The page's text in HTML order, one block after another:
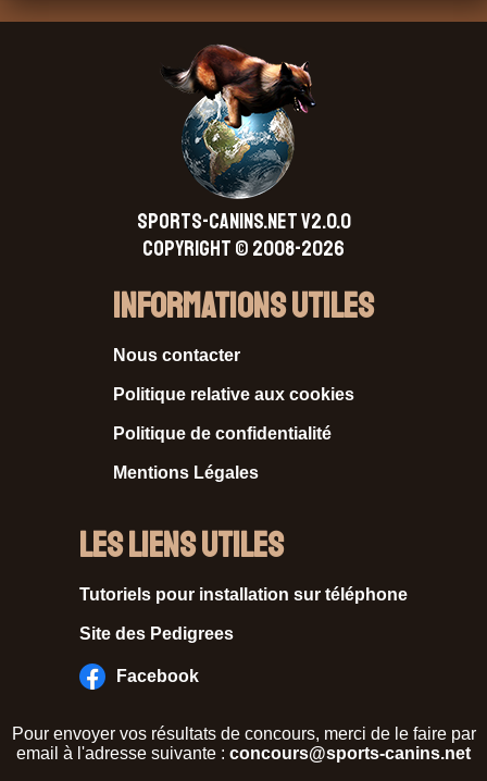
SPORTS-CANINS.NET V2.0.0
Copyright © 2008-2026
Informations Utiles
Nous contacter
Politique relative aux cookies
Politique de confidentialité
Mentions Légales
Les liens utiles
Tutoriels pour installation sur téléphone
Site des Pedigrees
Facebook
Pour envoyer vos résultats de concours, merci de le faire par
email à l'adresse suivante : concours@sports-canins.net